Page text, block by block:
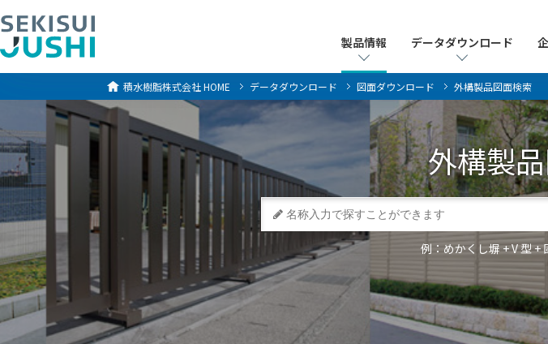
製品情報 データダウンロード
製品情報 データダウンロード
積水樹脂株式会社HOME データダウンロード 図面ダウンロード 外構製品図面検索
外構製品
例：めかくし塀 + V 型 +